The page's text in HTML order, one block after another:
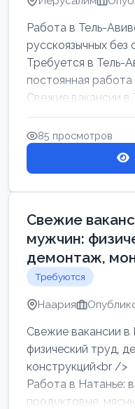
Работа в Тель-
русскоязычных без
Требуется в Тель-
постоянная
Свежие вакансии в
женщин от хозя...
85 просмотров
Свежие
мужчин:
демонтаж,
Требуются
Наария
Свежие вакансии в
физический труд,
конструкций<br />
Работа в Натанье:
продуктовые,